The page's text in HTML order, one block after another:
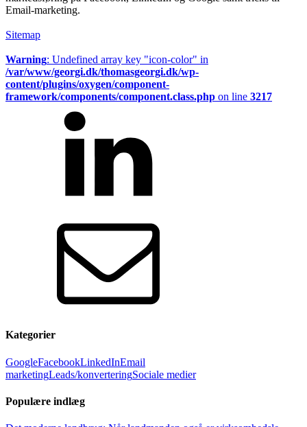
Email-marketing.
Sitemap
Warning: Undefined array key "icon-color" in
/var/www/georgi.dk/thomasgeorgi.dk/wp-
content/plugins/oxygen/component-
framework/components/component.class.php on line 3217
Kategorier
GoogleFacebookLinkedInEmail
marketingLeads/konverteringSociale medier
Populære indlæg